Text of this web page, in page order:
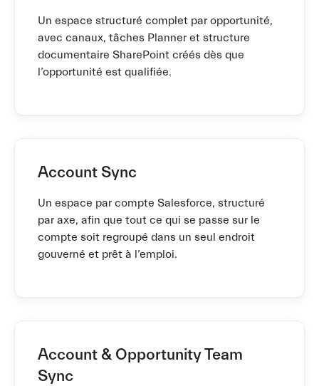
Un espace structuré complet par opportunité,
avec canaux, tâches Planner et structure
documentaire SharePoint créés dès que
l’opportunité est qualifiée.
Account Sync
Un espace par compte Salesforce, structuré
par axe, afin que tout ce qui se passe sur le
compte soit regroupé dans un seul endroit
gouverné et prêt à l’emploi.
Account & Opportunity Team
Sync